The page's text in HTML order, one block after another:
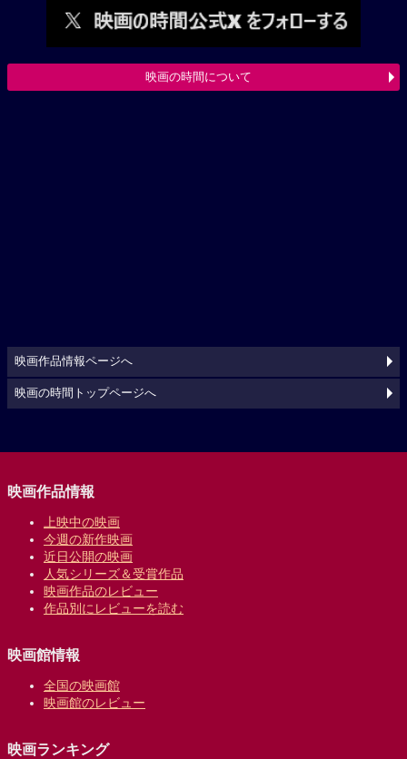
映画の時間について
映画作品情報ページへ
映画の時間トップページへ
映画作品情報
上映中の映画
今週の新作映画
近日公開の映画
人気シリーズ＆受賞作品
映画作品のレビュー
作品別にレビューを読む
映画館情報
全国の映画館
映画館のレビュー
映画ランキング